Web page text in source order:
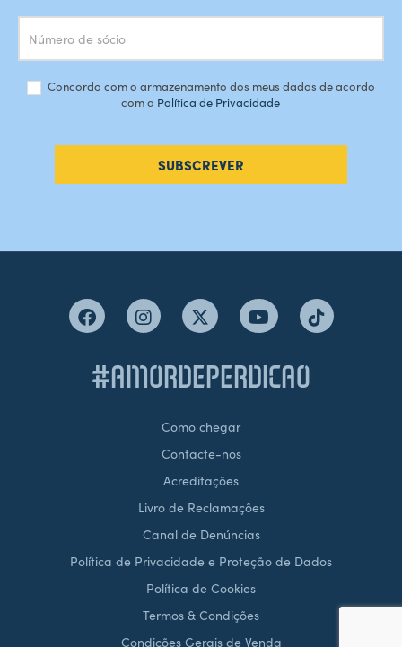
Concordo com o armazenamento dos meus dados de acordo
com a Política de Privacidade
SUBSCREVER
#AMORDEPERDICAO
Como chegar
Contacte-nos
Acreditações
Livro de Reclamações
Canal de Denúncias
Política de Privacidade e Proteção de Dados
Política de Cookies
Termos & Condições
Condições Gerais de Venda